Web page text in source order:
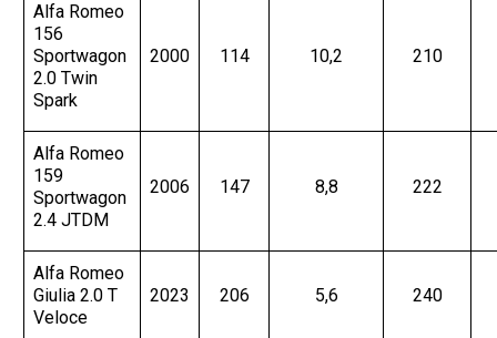
Alfa Romeo
156
Sportwagon
2.0 Twin
Spark
2000 114 10,2 210
Alfa Romeo
159
Sportwagon
2.4 JTDM
2006 147 8,8 222
Alfa Romeo
Giulia 2.0 T
Veloce
2023 206 5,6 240